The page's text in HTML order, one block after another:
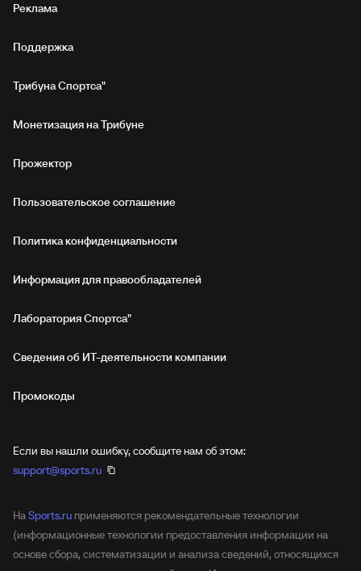
Реклама
Поддержка
Трибуна Спортса"
Монетизация на Трибуне
Прожектор
Пользовательское соглашение
Политика конфиденциальности
Информация для правообладателей
Лаборатория Спортса"
Сведения об ИТ‑деятельности компании
Промокоды
Если вы нашли ошибку, сообщите нам об этом:
support@sports.ru
НаSports.ru применяются рекомендательные технологии
(информационные технологии предоставления информации на
основе сбора, систематизации и анализа сведений, относящихся